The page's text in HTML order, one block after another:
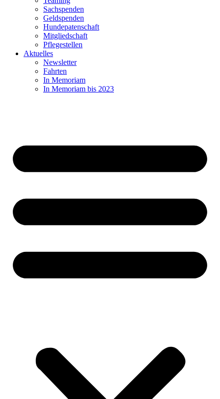
Sachspenden
Geldspenden
Hundepatenschaft
Mitgliedschaft
Pflegestellen
Aktuelles
Newsletter
Fahrten
In Memoriam
In Memoriam bis 2023